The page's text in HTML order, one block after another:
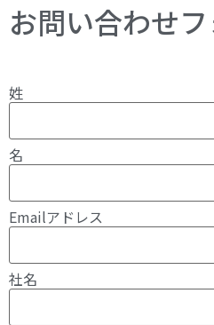
お問い合わせ
姓
名
Emailアドレス
社名